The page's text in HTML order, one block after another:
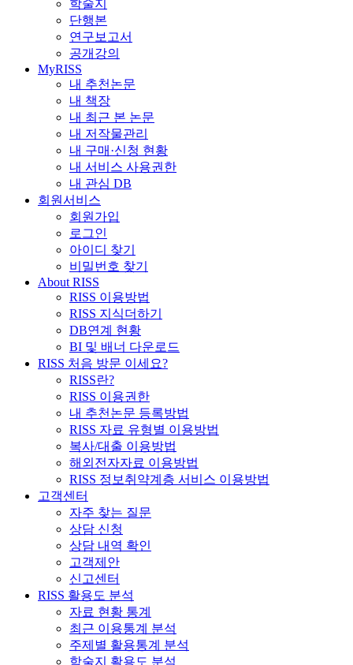
학술지
단행본
연구보고서
공개강의
MyRISS
내 추천논문
내 책장
내 최근 본 논문
내 저작물관리
내 구매·신청 현황
내 서비스 사용권한
내 관심 DB
회원서비스
회원가입
로그인
아이디 찾기
비밀번호 찾기
About RISS
RISS 이용방법
RISS 지식더하기
DB연계 현황
BI 및 배너 다운로드
RISS 처음 방문 이세요?
RISS란?
RISS 이용권한
내 추천논문 등록방법
RISS 자료 유형별 이용방법
복사/대출 이용방법
해외전자자료 이용방법
RISS 정보취약계층 서비스 이용방법
고객센터
자주 찾는 질문
상담 신청
상담 내역 확인
고객제안
신고센터
RISS 활용도 분석
자료 현황 통계
최근 이용통계 분석
주제별 활용통계 분석
학술지 활용도 분석